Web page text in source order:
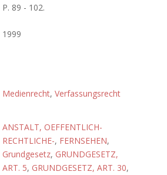
P. 89 - 102.
1999
Medienrecht, Verfassungsrecht
ANSTALT, OEFFENTLICH-
RECHTLICHE-, FERNSEHEN,
Grundgesetz, GRUNDGESETZ,
ART. 5, GRUNDGESETZ, ART. 30,